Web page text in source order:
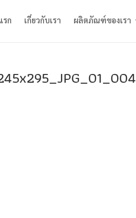
รก เกี่ยวกับเรา ผลิตภัณฑ์ของเรา